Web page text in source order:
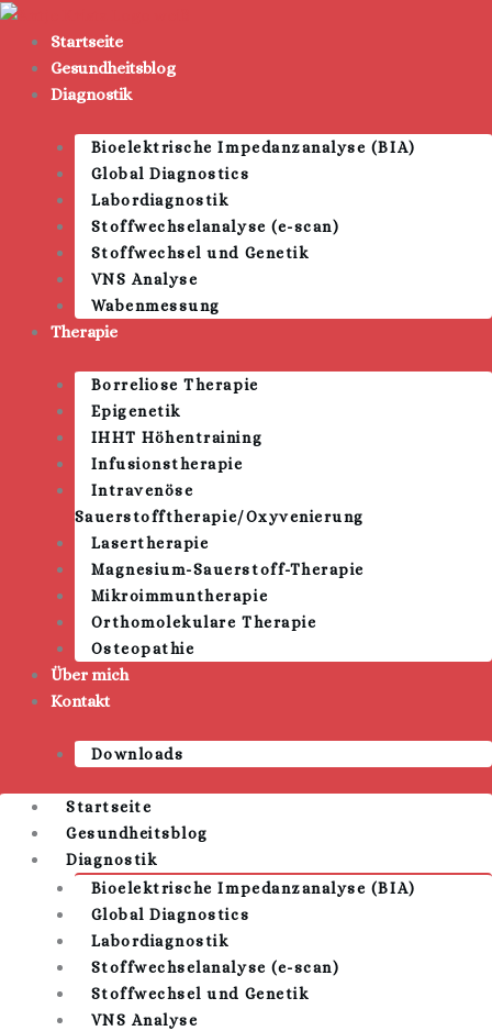
Zum
Inhalt
springen
Startseite
Gesundheitsblog
Diagnostik
Bioelektrische Impedanzanalyse (BIA)
Global Diagnostics
Labordiagnostik
Stoffwechselanalyse (e-scan)
Stoffwechsel und Genetik
VNS Analyse
Wabenmessung
Therapie
Borreliose Therapie
Epigenetik
IHHT Höhentraining
Infusionstherapie
Intravenöse
Sauerstofftherapie/Oxyvenierung
Lasertherapie
Magnesium-Sauerstoff-Therapie
Mikroimmuntherapie
Orthomolekulare Therapie
Osteopathie
Über mich
Kontakt
Downloads
Startseite
Gesundheitsblog
Diagnostik
Bioelektrische Impedanzanalyse (BIA)
Global Diagnostics
Labordiagnostik
Stoffwechselanalyse (e-scan)
Stoffwechsel und Genetik
VNS Analyse